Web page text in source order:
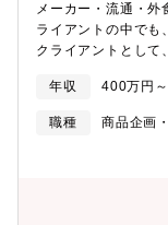
頭に並び、実際に手
商品づくりに関われ
模で展開される売場
の生活者の目に触
プロジェクトを進
囲と協力しながら
メーカー・流通・外
ライアントの中でも
クライアントとして
作を担当いただき
環境です。まずは
理から徐々に業務
性、成長スピード
ディレクション：
年収 400万円
職種
商品企画